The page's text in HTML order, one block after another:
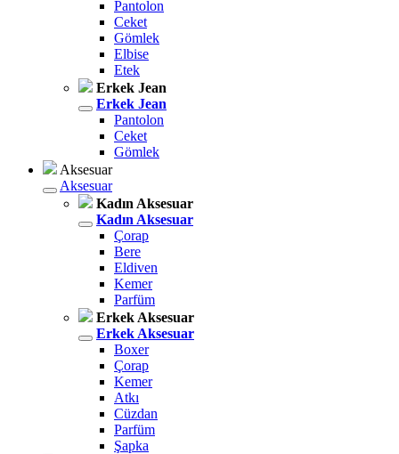
Pantolon
Ceket
Gömlek
Elbise
Etek
Erkek Jean
Erkek Jean
Pantolon
Ceket
Gömlek
Aksesuar
Aksesuar
Kadın Aksesuar
Kadın Aksesuar
Çorap
Bere
Eldiven
Kemer
Parfüm
Erkek Aksesuar
Erkek Aksesuar
Boxer
Çorap
Kemer
Atkı
Cüzdan
Parfüm
Şapka